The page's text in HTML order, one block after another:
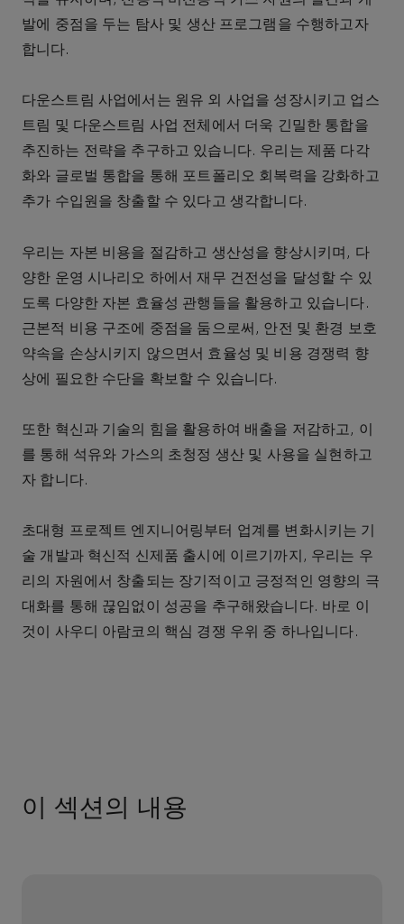
발에
중점을 두는 탐사 및 생산 프로그램을 수행하고자
합니다.
다운스트림 사업에서는 원유 외 사업을 성장시키고 업스
트림 및 다운스트림 사업 전체에서 더욱 긴밀한 통합을
추진하는 전략을 추구하고 있습니다. 우리는 제품 다각
화와 글로벌 통합을 통해 포트폴리오 회복력을 강화하고
추가 수입원을 창출할 수 있다고 생각합니다.
우리는 자본 비용을 절감하고 생산성을 향상시키며 , 다
양한 운영 시나리오 하에서 재무 건전성을 달성할 수 있
도록 다양한 자본 효율성 관행들을 활용하고 있습니다.
근본적 비용 구조에 중점을 둠으로써 , 안전 및 환경 보호
약속을 손상시키지 않으면서 효율성 및 비용 경쟁력 향
상에
필요한 수단을 확보할 수 있습니다.
또한 혁신과 기술의 힘을 활용하여 배출을 저감하고, 이
를 통해 석유와 가스의 초청정 생산 및 사용을 실현하고
자 합니다.
초대형 프로젝트 엔지니어링부터 업계를 변화시키는 기
술 개발과 혁신적 신제품 출시에 이르기까지 , 우리는 우
리의
자원에서 창출되는 장기적이고 긍정적인 영향의
극
대화를 통해 끊임없이 성공을 추구해왔습니다. 바로 이
것이
사우디 아람코의 핵심 경쟁 우위 중 하나입니다.
이 섹션의 내용